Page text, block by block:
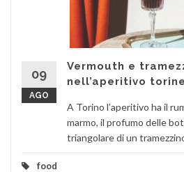
09
AGO
Vermouth e
nell’aperitivo
A Torino l’aperitivo ha il
marmo, il profumo delle
triangolare di un
food